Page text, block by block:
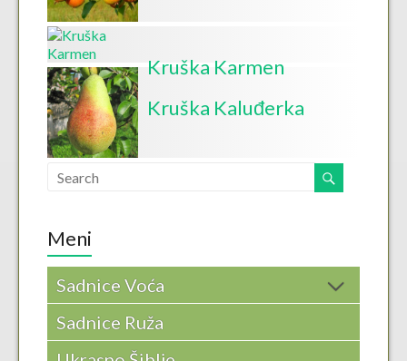
Kruška Karmen
Kruška Kaluđerka
Meni
Sadnice Voća
Sadnice Ruža